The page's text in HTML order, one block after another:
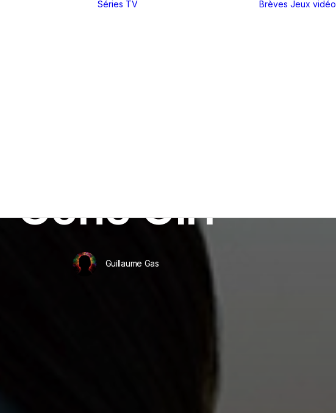
Séries TV Brèves Jeux vidéo
Gone Girl
Guillaume Gas